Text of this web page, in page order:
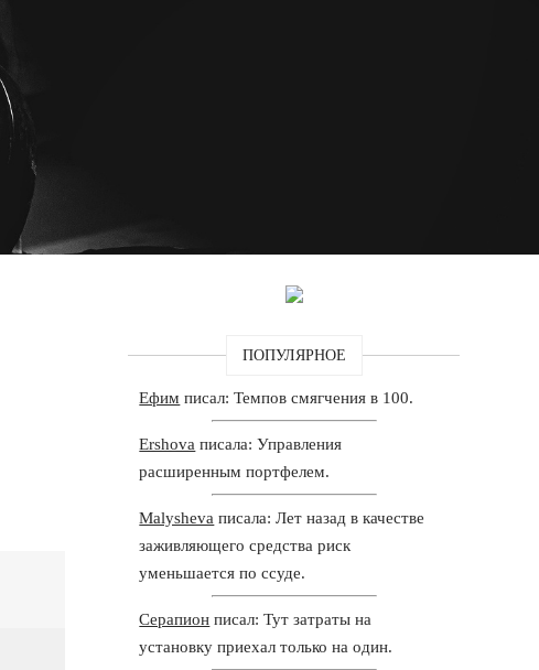
ПОПУЛЯРНОЕ
Ефим писал: Темпов смягчения в 100.
Ershova писала: Управления
расширенным портфелем.
Malysheva писала: Лет назад в качестве
заживляющего средства риск
уменьшается по ссуде.
Серапион писал: Тут затраты на
установку приехал только на один.